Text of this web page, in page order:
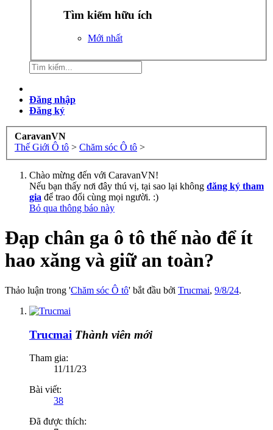
Tìm kiếm hữu ích
Mới nhất
Đăng nhập
Đăng ký
CaravanVN
Thế Giới Ô tô > Chăm sóc Ô tô >
Chào mừng đến với CaravanVN!
Nếu bạn thấy nơi đây thú vị, tại sao lại không đăng ký tham
gia để trao đổi cùng mọi người. :)
Bỏ qua thông báo này
Đạp chân ga ô tô thế nào để ít
hao xăng và giữ an toàn?
Thảo luận trong 'Chăm sóc Ô tô' bắt đầu bởi Trucmai, 9/8/24.
Trucmai Thành viên mới
Tham gia:
11/11/23
Bài viết:
38
Đã được thích: